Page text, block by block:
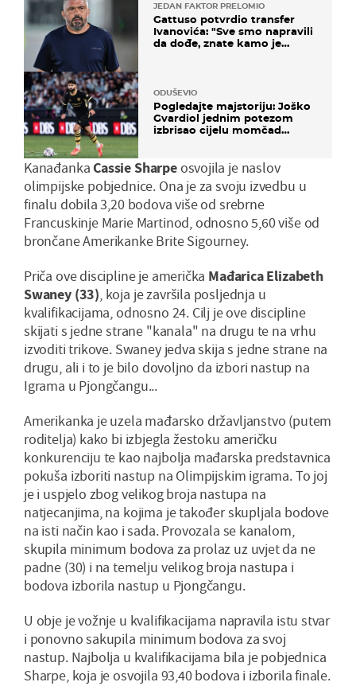
JEDAN FAKTOR PRELOMIO
Gattuso potvrdio transfer
Ivanovića: "Sve smo napravili
da dođe, znate kamo je
ODUŠEVIO
Pogledajte majstoriju: Joško
Gvardiol jednim potezom
izbrisao cijelu momčad
KanađankaCassie Sharpeosvojila je naslov
olimpijske pobjednice. Ona je za svoju izvedbu u
finalu dobila 3,20 bodova više od srebrne
Francuskinje Marie Martinod, odnosno 5,60 više od
brončane Amerikanke Brite Sigourney.
Priča ove discipline je američka Mađarica Elizabeth
Swaney (33), koja je završila posljednja u
kvalifikacijama, odnosno 24. Cilj je ove discipline
skijati s jedne strane "kanala" na drugu te na vrhu
izvoditi trikove. Swaney jedva skija s jedne strane na
drugu, ali i to je bilo dovoljno da izbori nastup na
Igrama u Pjongčangu...
Amerikanka je uzela mađarsko državljanstvo (putem
roditelja) kako bi izbjegla žestoku američku
konkurenciju te kao najbolja mađarska predstavnica
pokuša izboriti nastup na Olimpijskim igrama. To joj
je i uspjelo zbog velikog broja nastupa na
natjecanjima, na kojima je također skupljala bodove
na isti način kao i sada. Provozala se kanalom,
skupila minimum bodova za prolaz uz uvjet da ne
padne (30) i na temelju velikog broja nastupa i
bodova izborila nastup u Pjongčangu.
U obje je vožnje u kvalifikacijama napravila istu stvar
i ponovno sakupila minimum bodova za svoj
nastup. Najbolja u kvalifikacijama bila je pobjednica
Sharpe, koja je osvojila 93,40 bodova i izborila finale.